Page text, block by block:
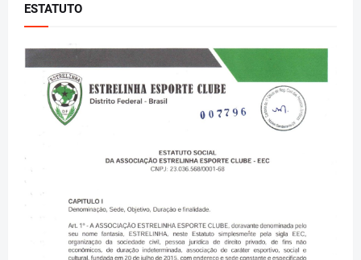
ESTATUTO